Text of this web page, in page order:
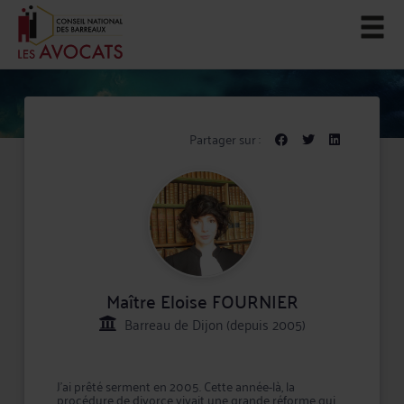
Partager sur :
Maître Eloise FOURNIER
Barreau de Dijon (depuis 2005)
J'ai prêté serment en 2005. Cette année-là, la
procédure de divorce vivait une grande réforme qui